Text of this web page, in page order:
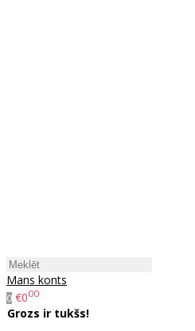
Mans konts
0 €000
Grozs ir tukšs!